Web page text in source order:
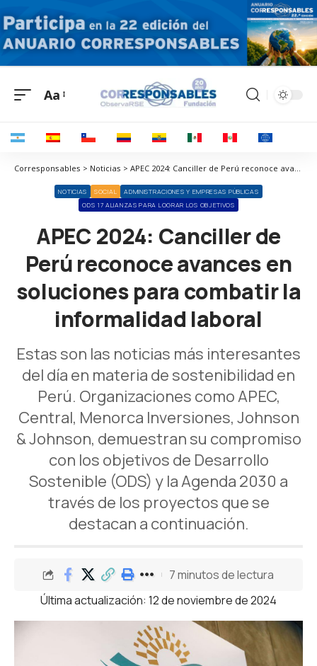
Aa
Corresponsables > Noticias > APEC 2024: Canciller de Perú reconoce avances en soluciones para combatir la informalidad laboral
NOTICIAS SOCIAL
ADMINISTRACIONES Y EMPRESAS PÚBLICAS
ODS 17 ALIANZAS PARA LOGRAR LOS OBJETIVOS
APEC 2024: Canciller de
Perú reconoce avances en
soluciones para combatir la
informalidad laboral
Estas son las noticias más interesantes
del día en materia de sostenibilidad en
Perú. Organizaciones como APEC,
Central, Menorca Inversiones, Johnson
& Johnson, demuestran su compromiso
con los objetivos de Desarrollo
Sostenible (ODS) y la Agenda 2030 a
través de los proyectos que se
destacan a continuación.
Última actualización: 12 de noviembre de 2024
7 minutos de lectura